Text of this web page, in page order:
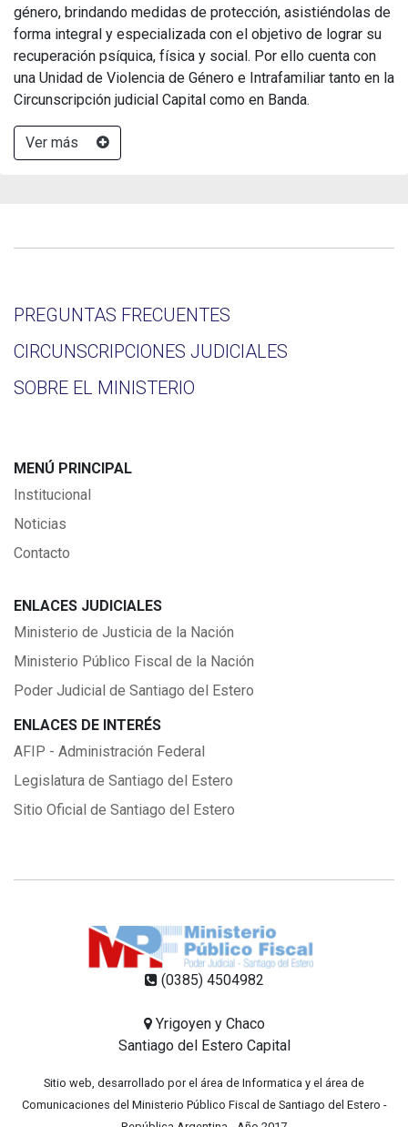
género, brindando medidas de protección, asistiéndolas de
forma integral y especializada con el objetivo de lograr su
recuperación psíquica, física y social. Por ello cuenta con
una Unidad de Violencia de Género e Intrafamiliar tanto en la
Circunscripción judicial Capital como en Banda.
Ver más
PREGUNTAS FRECUENTES
CIRCUNSCRIPCIONES JUDICIALES
SOBRE EL MINISTERIO
MENÚ PRINCIPAL
Institucional
Noticias
Contacto
ENLACES JUDICIALES
Ministerio de Justicia de la Nación
Ministerio Público Fiscal de la Nación
Poder Judicial de Santiago del Estero
ENLACES DE INTERÉS
AFIP - Administración Federal
Legislatura de Santiago del Estero
Sitio Oficial de Santiago del Estero
(0385) 4504982
Yrigoyen y Chaco
Santiago del Estero Capital
Sitio web, desarrollado por el área de Informatica y el área de
Comunicaciones del Ministerio Público Fiscal de Santiago del Estero -